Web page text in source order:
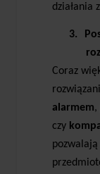
działania
3.
Coraz
alarmem,
czy